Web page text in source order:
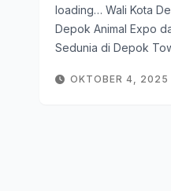
loading… Wali Kota
Depok Animal Expo
Sedunia di Depok
OKTOBER 4, 2025